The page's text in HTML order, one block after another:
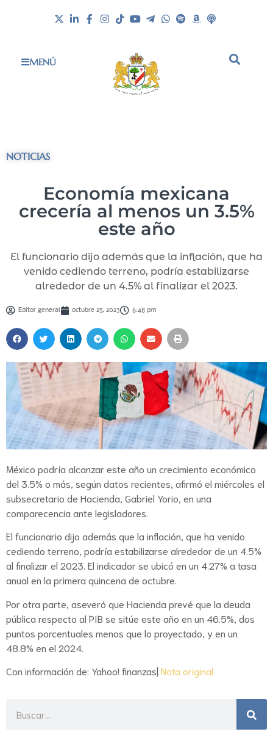
MENÚ
NOTICIAS
Economía mexicana
crecería al menos un 3.5%
este año
El funcionario dijo además que la inflación, que ha
venido cediendo terreno, podría estabilizarse
alrededor de un 4.5% al finalizar el 2023.
Editor general octubre 25, 2023 6:48 pm
México podría alcanzar este año un crecimiento económico
del 3.5% o más, según datos recientes, afirmó el miércoles el
subsecretario de Hacienda, Gabriel Yorio, en una
comparecencia ante legisladores.
El funcionario dijo además que la inflación, que ha venido
cediendo terreno, podría estabilizarse alrededor de un 4.5%
al finalizar el 2023. El indicador se ubicó en un 4.27% a tasa
anual en la primera quincena de octubre.
Por otra parte, aseveró que Hacienda prevé que la deuda
pública respecto al PIB se sitúe este año en un 46.5%, dos
puntos porcentuales menos que lo proyectado, y en un
48.8% en el 2024.
Con información de: Yahoo! finanzas| Nota original